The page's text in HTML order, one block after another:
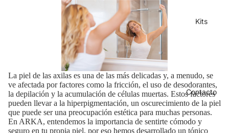
Kits
Contacto
La piel de las axilas es una de las más delicadas y, a menudo, se
ve afectada por factores como la fricción, el uso de desodorantes,
la depilación y la acumulación de células muertas. Estos factores
pueden llevar a la hiperpigmentación, un oscurecimiento de la piel
que puede ser una preocupación estética para muchas personas.
En ARKA, entendemos la importancia de sentirte cómodo y
seguro en tu propia piel, por eso hemos desarrollado un tónico